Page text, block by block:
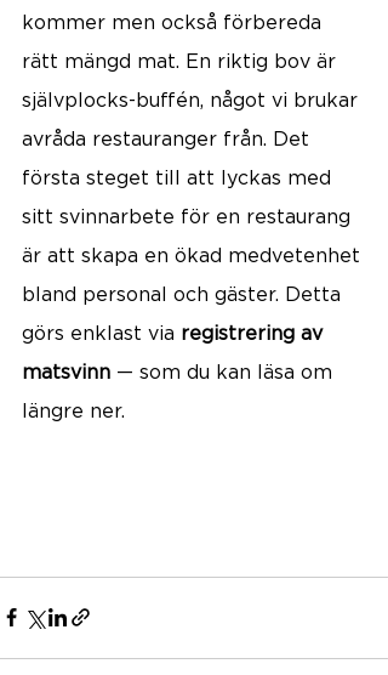
kommer men också förbereda
rätt mängd mat. En riktig bov är
självplocks-buffén, något vi brukar
avråda restauranger från. Det
första steget till att lyckas med
sitt svinnarbete för en restaurang
är att skapa en ökad medvetenhet
bland personal och gäster. Detta
görs enklast via registrering av
matsvinn — som du kan läsa om
längre ner.